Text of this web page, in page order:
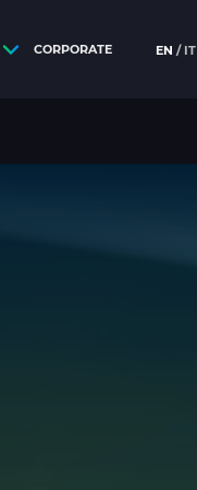
CORPORATE EN IT